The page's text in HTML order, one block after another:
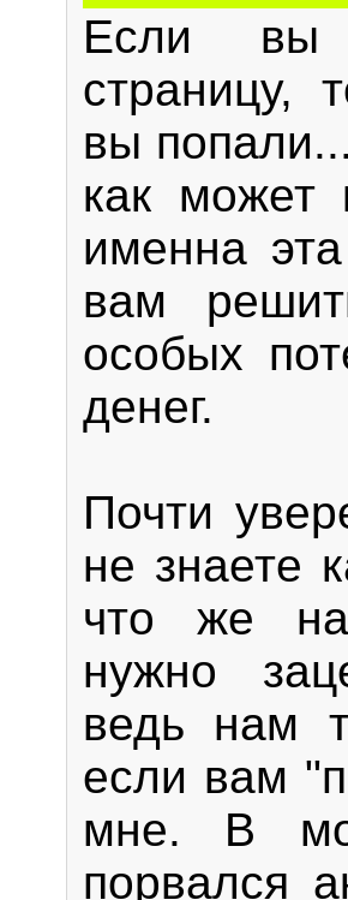
Если вы
страницу,
вы
как может
именна
вам
особых
денег.
Почти
не знаете
что же
нужно
ведь нам
если вам
мне. В
порвался